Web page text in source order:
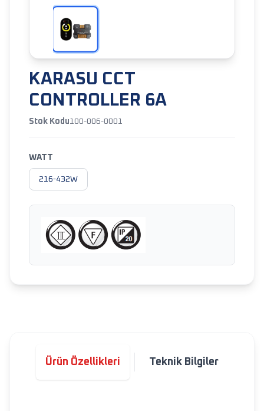
KARASU CCT
CONTROLLER 6A
Stok Kodu100-006-0001
WATT
216-432W
Ürün Özellikleri Teknik Bilgiler